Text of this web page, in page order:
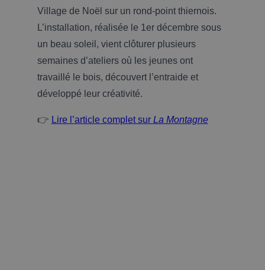
Village de Noël sur un rond-point thiernois.
L’installation, réalisée le 1er décembre sous
un beau soleil, vient clôturer plusieurs
semaines d’ateliers où les jeunes ont
travaillé le bois, découvert l’entraide et
développé leur créativité.
👉 Lire l’article complet sur La Montagne